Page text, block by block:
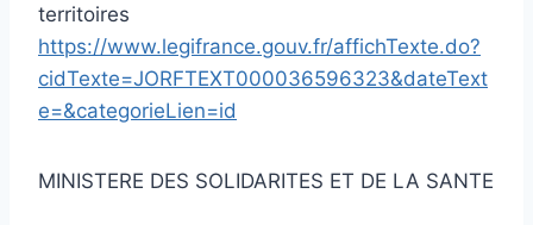
territoires
https://www.legifrance.gouv.fr/affichTexte.do?
cidTexte=JORFTEXT000036596323&dateText
e=&categorieLien=id
MINISTERE DES SOLIDARITES ET DE LA SANTE